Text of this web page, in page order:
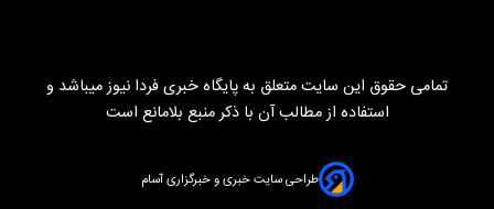
تمامی حقوق این سایت متعلق به پایگاه خبری فردا نیوز میباشد و
استفاده از مطالب آن با ذکر منبع بلامانع است
طراحی سایت خبری و خبرگزاری آسام